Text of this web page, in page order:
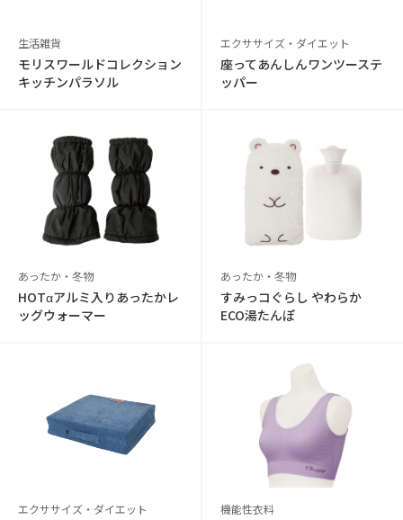
生活雑貨
モリスワールドコレクション
キッチンパラソル
エクササイズ・ダイエット
座ってあんしんワンツーステ
ッパー
あったか・冬物
HOTαアルミ入りあったかレ
ッグウォーマー
あったか・冬物
すみっコぐらし やわらか
ECO湯たんぽ
エクササイズ・ダイエット 機能性衣料